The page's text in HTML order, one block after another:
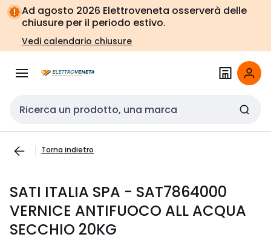
Vai alla
navigazione
Vai
alla
pagina
Ad agosto 2026 Elettroveneta osserverà delle
chiusure per il periodo estivo.
Vedi calendario chiusure
Cerca input
Torna indietro
SATI ITALIA SPA - SAT7864000
VERNICE ANTIFUOCO ALL ACQUA
SECCHIO 20KG